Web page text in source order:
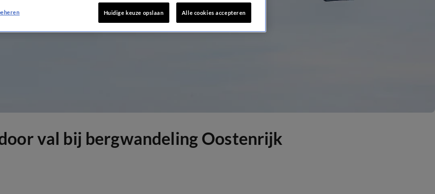
val bij bergwandeling Oostenrijk
Huidige keuze opslaan Alle cookies accepteren